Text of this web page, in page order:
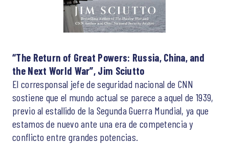
“The Return of Great Powers: Russia, China, and
the Next World War”, Jim Sciutto
El corresponsal jefe de seguridad nacional de CNN
sostiene que el mundo actual se parece a aquel de 1939,
previo al estallido de la Segunda Guerra Mundial, ya que
estamos de nuevo ante una era de competencia y
conflicto entre grandes potencias.